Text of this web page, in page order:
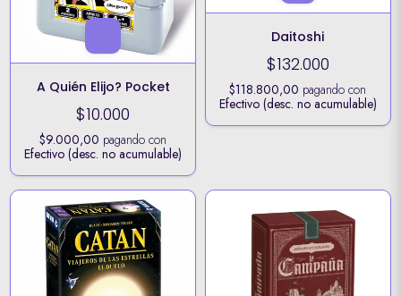
A Quién Elijo? Pocket
$10.000
$9.000,00 pagando con
Efectivo (desc. no acumulable)
Daitoshi
$132.000
$118.800,00 pagando con
Efectivo (desc. no acumulable)